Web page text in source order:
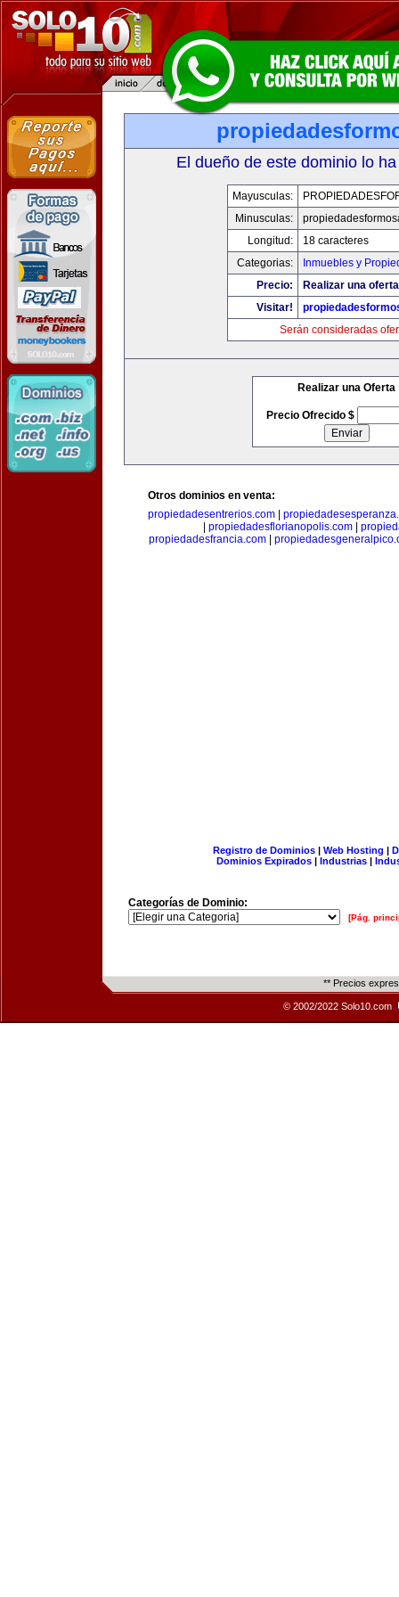
El dueño de este dominio lo
Mayusculas:
Minusculas:
Longitud:
18 caracteres
Categorias:
Inmuebles y
Precio:
Realizar una
Visitar!
Serán consideradas
Realizar una Oferta
Precio Ofrecido $
Otros dominios en venta:
propiedadesentrerios.com
propiedadesflorianopolis.com
propiedadesfrancia.com
Registro de Dominios| Web Hosting |
Dominios Expirados | Industrias |
Categorías de Dominio:
[Pág.
** Precios
© 2002/2022 Solo10.com